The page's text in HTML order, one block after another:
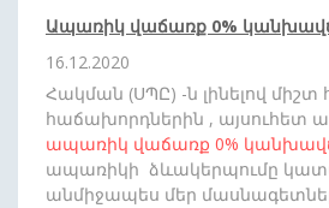
Ապառիկ վաճառք 0%
16.12.2020
Հակման (ՍՊԸ) -ն լինելով
հաճախորդներին , այսուհետ
ապառիկ վաճառք 0%
ապառիկի ձևակերպումը
անմիջապես մեր